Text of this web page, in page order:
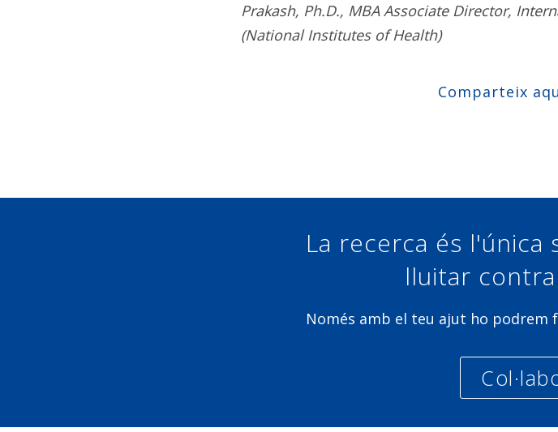
Prakash, Ph.D., MBA Associate Director,
(National Institutes of Health)
Comparteix
La recerca és
lluitar
Només amb el teu ajut ho podrem